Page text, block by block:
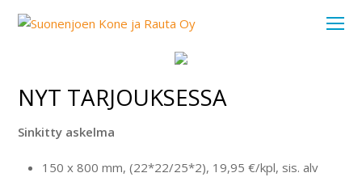
NYT TARJOUKSESSA
Sinkitty askelma
150 x 800 mm, (22*22/25*2), 19,95 €/kpl, sis. alv